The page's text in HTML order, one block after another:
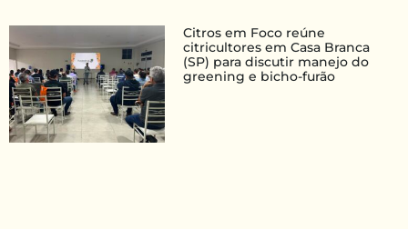
Citros em Foco reúne
citricultores em Casa Branca
(SP) para discutir manejo do
greening e bicho-furão